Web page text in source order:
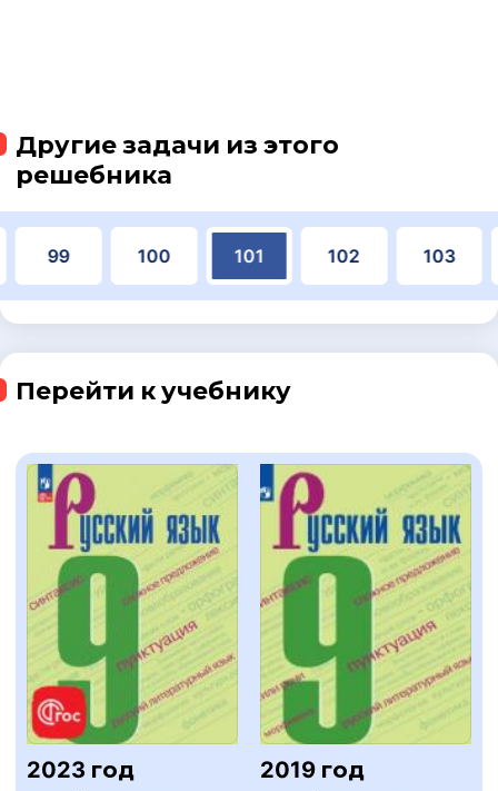
Другие задачи из этого
решебника
99 100 101 102 103
Перейти к учебнику
2023 год 2019 год